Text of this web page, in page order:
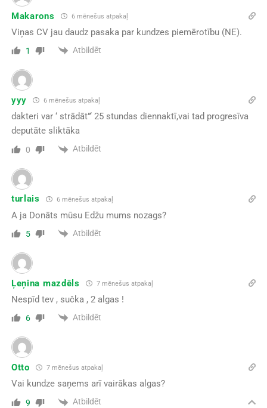
Makarons 6 mēnešus atpakaļ
Viņas CV jau daudz pasaka par kundzes piemērotību (NE).
1 Atbildēt
yyy 6 mēnešus atpakaļ
dakteri var ‘ strādāt”‘ 25 stundas diennaktī,vai tad progresīva
deputāte sliktāka
0 Atbildēt
turlais 6 mēnešus atpakaļ
A ja Donāts mūsu Edžu mums nozags?
5 Atbildēt
Ļeņina mazdēls 7 mēnešus atpakaļ
Nespīd tev , sučka , 2 algas !
6 Atbildēt
Otto 7 mēnešus atpakaļ
Vai kundze saņems arī vairākas algas?
9 Atbildēt